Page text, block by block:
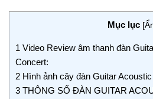
Mục lục [
1 Video Review âm thanh đàn
Concert:
2 Hình ảnh cây đàn Guitar
3 THÔNG SỐ ĐÀN GUITAR